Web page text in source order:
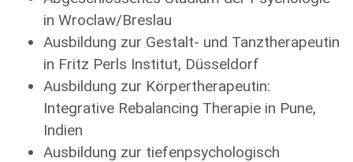
in Wroclaw/Breslau
Ausbildung zur Gestalt- und Tanztherapeutin
in Fritz Perls Institut, Düsseldorf
Ausbildung zur Körpertherapeutin:
Integrative Rebalancing Therapie in Pune,
Indien
Ausbildung zur tiefenpsychologisch